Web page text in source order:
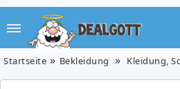
Startseite Bekleidung Kleidung,